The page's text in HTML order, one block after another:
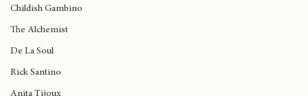
Dj Alfreedelic
Childish Gambino
The Alchemist
De La Soul
Rick Santino